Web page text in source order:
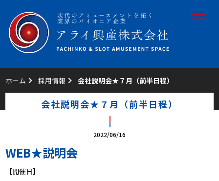
toggle
ホーム 採用情報 会社説明会★７月（前半日程）
会社説明会★７月（前半日程）
2022/06/16
WEB★説明会
【開催日】